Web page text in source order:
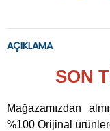
AÇIKLAMA
SON
Mağazamızdan
%100 Orijinal